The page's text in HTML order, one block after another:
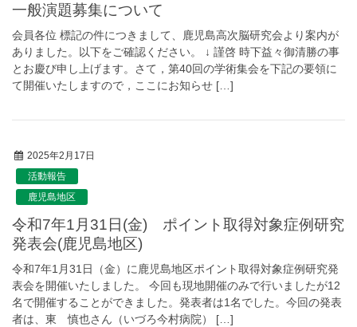
一般演題募集について
会員各位 標記の件につきまして、鹿児島高次脳研究会より案内が
ありました。以下をご確認ください。 ↓ 謹啓 時下益々御清勝の事
とお慶び申し上げます。さて，第40回の学術集会を下記の要領に
て開催いたしますので，ここにお知らせ […]
2025年2月17日
活動報告
鹿児島地区
令和7年1月31日(金) ポイント取得対象症例研究
発表会(鹿児島地区)
令和7年1月31日（金）に鹿児島地区ポイント取得対象症例研究発
表会を開催いたしました。 今回も現地開催のみで行いましたが12
名で開催することができました。発表者は1名でした。今回の発表
者は、東 慎也さん（いづろ今村病院） […]